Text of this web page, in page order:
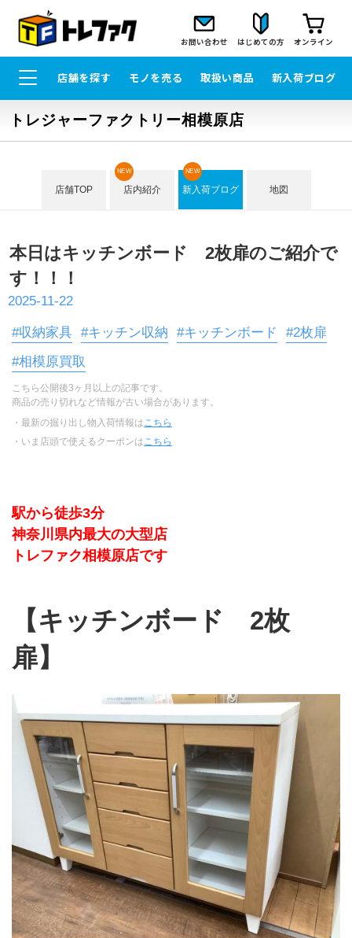
お問い合わせ はじめての方 オンライン
店舗を探す モノを売る 取扱い商品 新入荷ブログ
トレジャーファクトリー相模原店
店舗TOP 店内紹介
NEW
新入荷ブログ
NEW
地図
本日はキッチンボード 2枚扉のご紹介で
す！！！
2025-11-22
#収納家具 #キッチン収納 #キッチンボード
#2枚扉
#相模原買取
こちら公開後3ヶ月以上の記事です。
商品の売り切れなど情報が古い場合があります。
・最新の掘り出し物入荷情報は こちら
・いま店頭で使えるクーポンは こちら
駅から徒歩3分
神奈川県内最大の大型店
トレファク相模原店です
【キッチンボード　2枚
扉】